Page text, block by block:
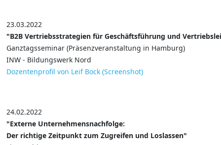
23.03.2022
"B2B Vertriebsstrategien für Geschäftsführung und
Ganztagsseminar (Präsenzveranstaltung in Hamburg)
INW - Bildungswerk Nord
Dozentenprofil von Leif Bock (Screenshot)
24.02.2022
"Externe Unternehmensnachfolge:
Der richtige Zeitpunkt zum Zugreifen und Loslassen"